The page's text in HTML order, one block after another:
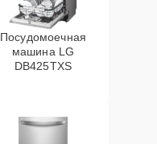
Посудомоечная
машина LG
DB425TXS